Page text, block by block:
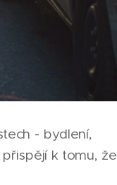
- bydlení,
k tomu, že